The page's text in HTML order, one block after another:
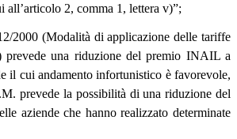
all’articolo 2, comma 1, lettera v)”;
2000 (Modalità di applicazione delle tariffe
prevede una riduzione del premio INAIL a
il cui andamento infortunistico è favorevole,
prevede la possibilità di una riduzione del
aziende che hanno realizzato determinate